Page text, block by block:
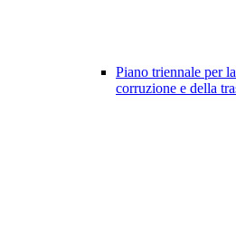
Piano triennale per
corruzione e della